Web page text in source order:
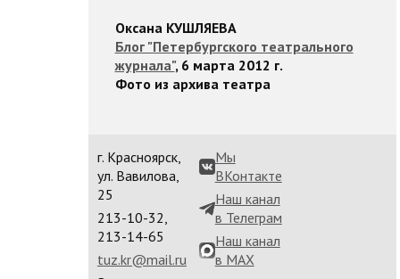
Оксана КУШЛЯЕВА
Блог "Петербургского театрального
журнала", 6 марта 2012 г.
Фото из архива театра
г. Красноярск,
ул. Вавилова,
25
213-10-32,
213-14-65
tuz.kr@mail.ru
Мы
ВКонтакте
Наш канал
в Телеграм
Наш канал
в MAX